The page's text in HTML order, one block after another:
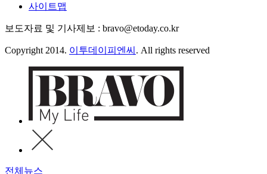
사이트맵
보도자료 및 기사제보 : bravo@etoday.co.kr
Copyright 2014. 이투데이피엔씨 . All rights reserved
전체뉴스